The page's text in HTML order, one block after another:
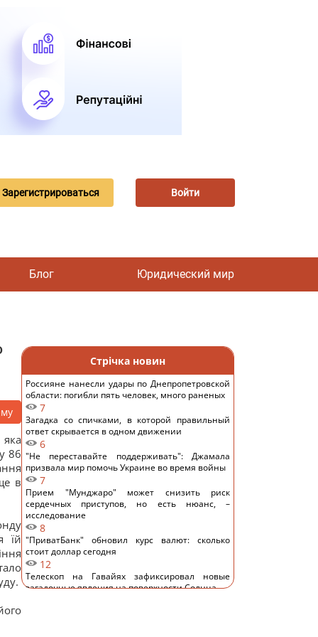
Зарегистрироваться Войти
Блог Юридический мир
86
в
їй
Стрічка новин
Россияне нанесли удары по Днепропетровской
области: погибли пять человек, много раненых
7
Загадка со спичками, в которой правильный
ответ скрывается в одном движении
6
"Не переставайте поддерживать": Джамала
призвала мир помочь Украине во время войны
7
Прием "Мунджаро" может снизить риск
сердечных приступов, но есть нюанс, –
исследование
8
"ПриватБанк" обновил курс валют: сколько
стоит доллар сегодня
12
Телескоп на Гавайях зафиксировал новые
загадочные явления на поверхности Солнца